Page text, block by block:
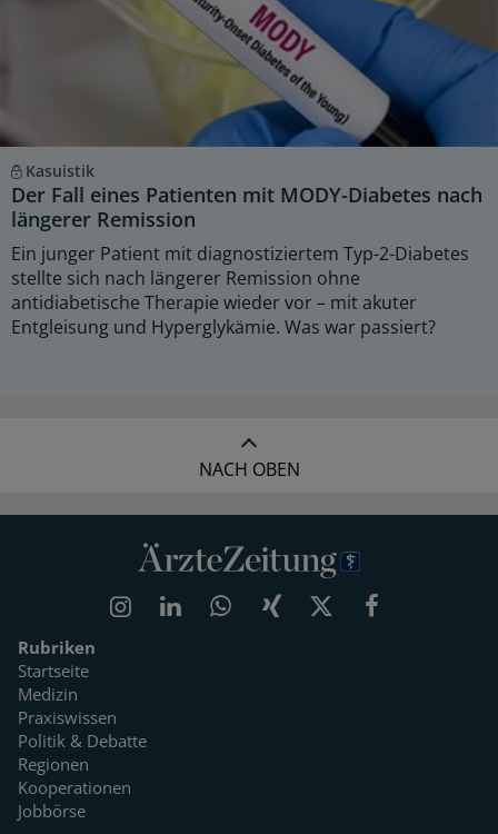
Kasuistik
Der Fall eines Patienten mit MODY-Diabetes nach
längerer Remission
Ein junger Patient mit diagnostiziertem Typ-2-Diabetes
stellte sich nach längerer Remission ohne
antidiabetische Therapie wieder vor – mit akuter
Entgleisung und Hyperglykämie. Was war passiert?
NACH OBEN
Rubriken
Startseite
Medizin
Praxiswissen
Politik & Debatte
Regionen
Kooperationen
Jobbörse